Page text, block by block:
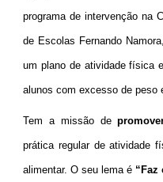
programa de intervenção na
de Escolas Fernando
um plano de atividade física
alunos com excesso de peso
Tem a missão de
prática regular de atividade
alimentar. O seu lema é “Faz